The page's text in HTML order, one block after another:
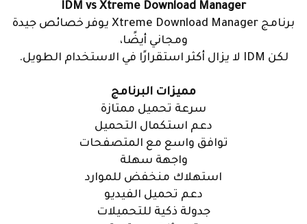
IDM vs Xtreme Download Manager
برنامج Xtreme Download Manager يوفر خصائص جيدة
ومجاني أيضًا،
لكن IDM لا يزال أكثر استقرارًا في الاستخدام الطويل.
مميزات البرنامج
سرعة تحميل ممتازة
دعم استكمال التحميل
توافق واسع مع المتصفحات
واجهة سهلة
استهلاك منخفض للموارد
دعم تحميل الفيديو
جدولة ذكية للتحميلات